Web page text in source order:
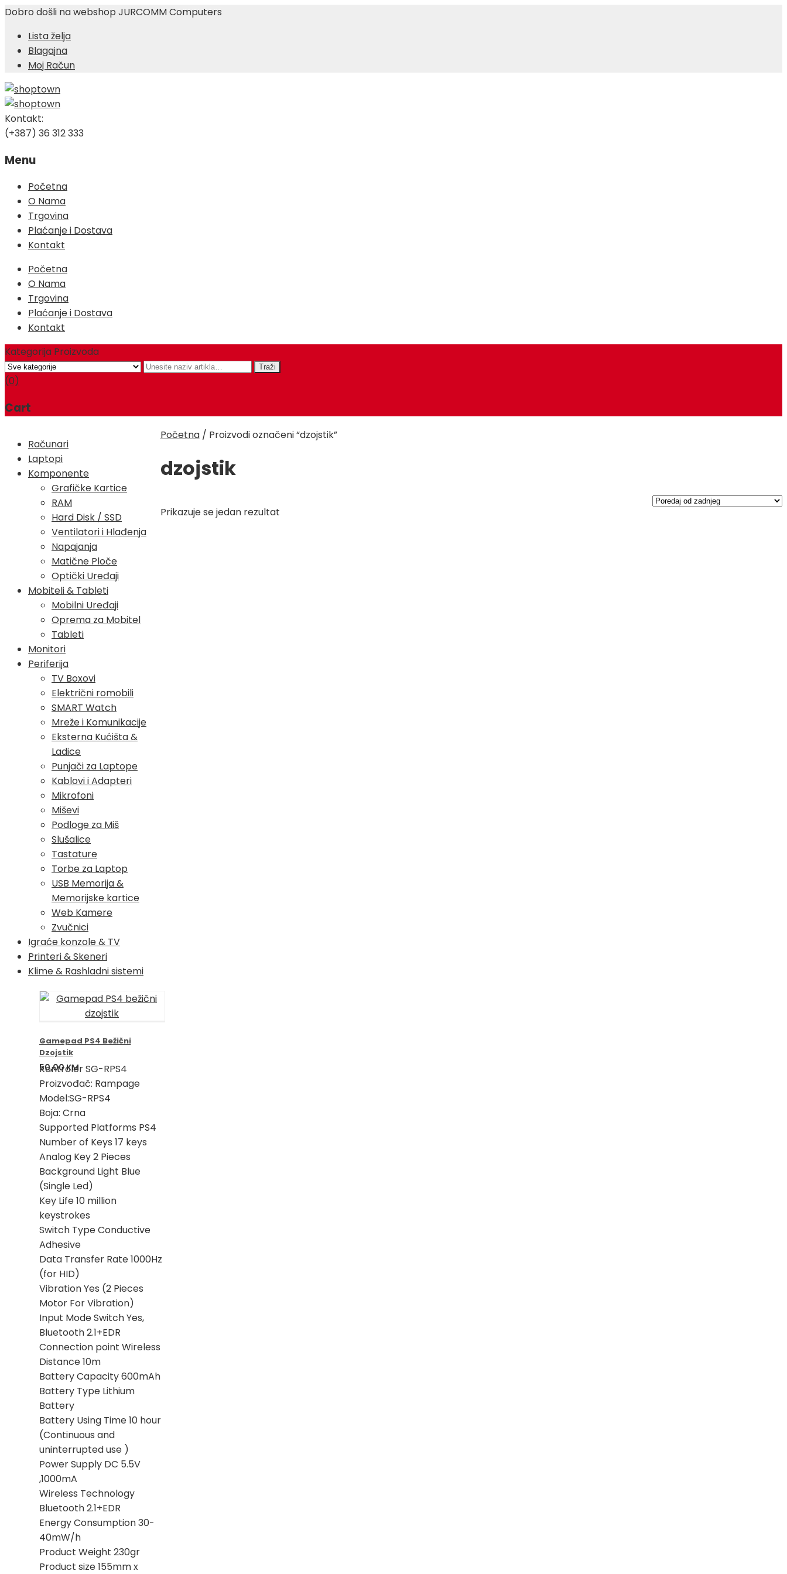
Dobro došli na webshop JURCOMM Computers
Lista želja
Blagajna
Moj Račun
Kontakt:
(+387) 36 312 333
Menu
Skip
content
Početna
O Nama
Trgovina
Plaćanje i Dostava
Kontakt
Početna
O Nama
Trgovina
Plaćanje i Dostava
Kontakt
Kategorija Proizvoda
(0)
Cart
Računari
Laptopi
Komponente
Grafičke Kartice
RAM
Hard Disk / SSD
Ventilatori i Hlađenja
Napajanja
Matične Ploče
Optički Uređaji
Mobiteli & Tableti
Mobilni Uređaji
Oprema za Mobitel
Tableti
Monitori
Periferija
TV Boxovi
Električni romobili
SMART Watch
Mreže i Komunikacije
Eksterna Kućišta &
Ladice
Punjači za Laptope
Kablovi i Adapteri
Mikrofoni
Miševi
Podloge za Miš
Slušalice
Tastature
Torbe za Laptop
USB Memorija &
Memorijske kartice
Web Kamere
Zvučnici
Igraće konzole & TV
Printeri & Skeneri
Klime & Rashladni sistemi
Početna/ Proizvodi označeni “dzojstik”
dzojstik
Prikazuje se jedan rezultat
Gamepad PS4 Bežični
Dzojstik
50,00KM
Kontroler SG-RPS4
Proizvođač: Rampage
Model:SG-RPS4
Boja: Crna
Supported Platforms PS4
Number of Keys 17 keys
Analog Key 2 Pieces
Background Light Blue
(Single Led)
Key Life 10 million
keystrokes
Switch Type Conductive
Adhesive
Data Transfer Rate 1000Hz
(for HID)
Vibration Yes (2 Pieces
Motor For Vibration)
Input Mode Switch Yes,
Bluetooth 2.1+EDR
Connection point Wireless
Distance 10m
Battery Capacity 600mAh
Battery Type Lithium
Battery
Battery Using Time 10 hour
(Continuous and
uninterrupted use )
Power Supply DC 5.5V
,1000mA
Wireless Technology
Bluetooth 2.1+EDR
Energy Consumption 30-
40mW/h
Product Weight 230gr
Product size 155mm x